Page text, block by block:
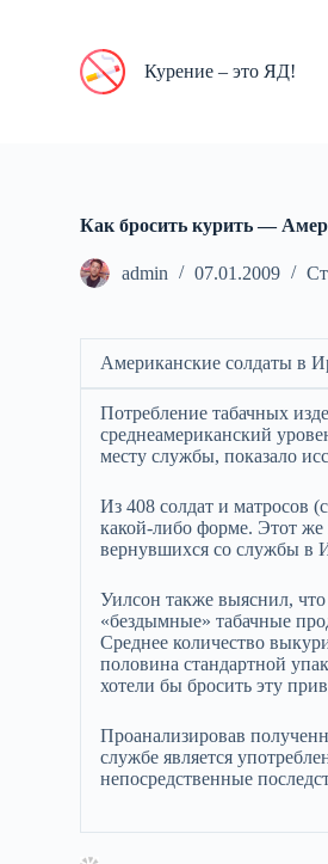
Курение – это ЯД!
Как бросить курить —
admin 07.01.2009
Американские солдаты в
Потребление табачных
среднеамериканский
месту службы, показало
Из 408 солдат и матросов
какой-либо форме. Этот же
вернувшихся со службы в
Уилсон также выяснил, что
«бездымные» табачные
Среднее количество
половина стандартной
хотели бы бросить эту
Проанализировав
службе является
непосредственные